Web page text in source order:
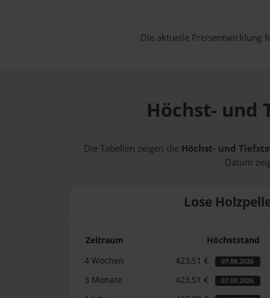
Die aktuelle Preisentwicklung
Höchst- und
Die Tabellen zeigen die Höchst- und
Datum
Lose
Zeitraum Höchststand
4 Wochen
423,51 € 07.08.2026
3 Monate 423,51 € 07.08.2026